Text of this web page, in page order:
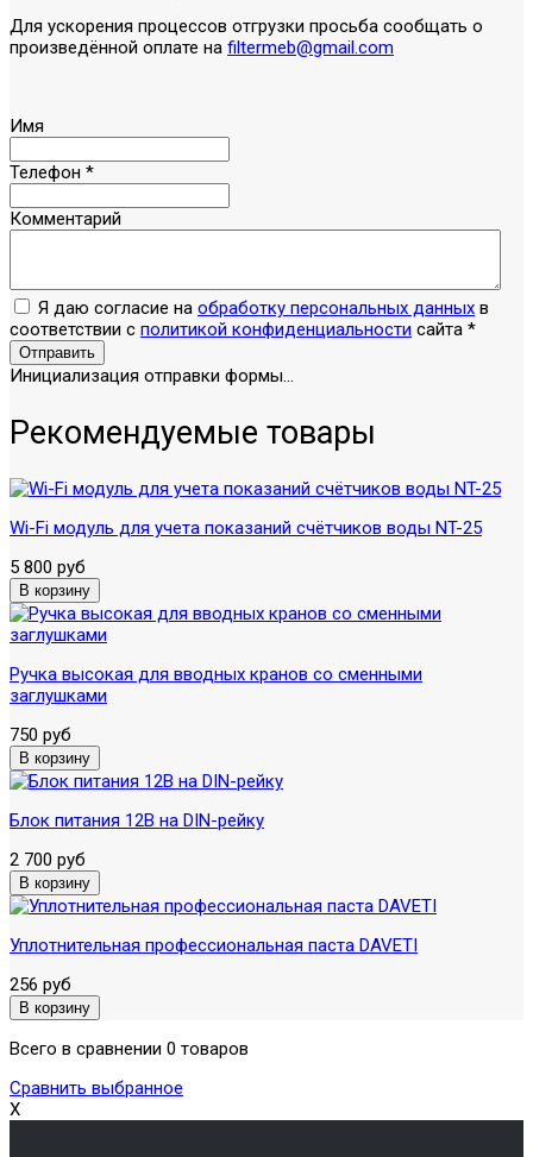
Для ускорения процессов отгрузки просьба сообщать о
произведённой оплате на filtermeb@gmail.com
Имя
Телефон *
Комментарий
Я даю согласие на обработку персональных данных в
соответствии с политикой конфиденциальности сайта *
Отправить
Инициализация отправки формы...
Рекомендуемые товары
Wi-Fi модуль для учета показаний счётчиков воды NT-25
5 800 руб
Ручка высокая для вводных кранов со сменными
заглушками
750 руб
Блок питания 12В на DIN-рейку
2 700 руб
Уплотнительная профессиональная паста DAVETI
256 руб
Всего в сравнении 0 товаров
Сравнить выбранное
X